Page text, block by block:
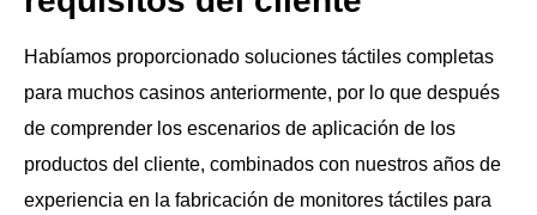
Habíamos proporcionado soluciones táctiles completas
para muchos casinos anteriormente, por lo que después
de comprender los escenarios de aplicación de los
productos del cliente, combinados con nuestros años de
experiencia en la fabricación de monitores táctiles para